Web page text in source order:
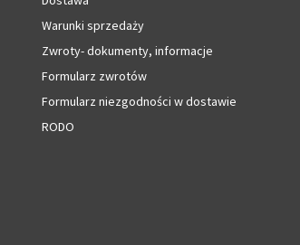
Warunki sprzedaży
Zwroty- dokumenty, informacje
Formularz zwrotów
Formularz niezgodności w dostawie
RODO